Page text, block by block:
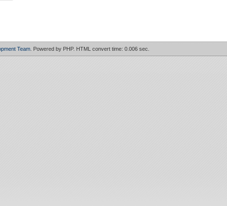
Team . Powered by PHP. HTML convert time: 0.006 sec.